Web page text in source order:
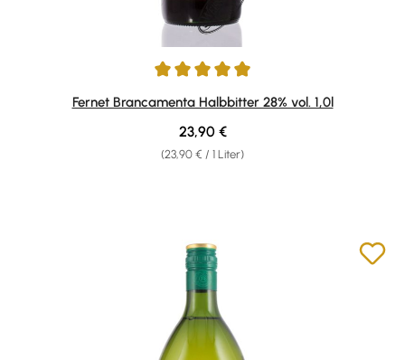
Durchschnittliche Bewertung von 4.93 von 5 Sternen
Fernet Brancamenta Halbbitter 28% vol. 1,0l
(23,90 € / 1 Liter)
Regulärer Preis:
23,90 €